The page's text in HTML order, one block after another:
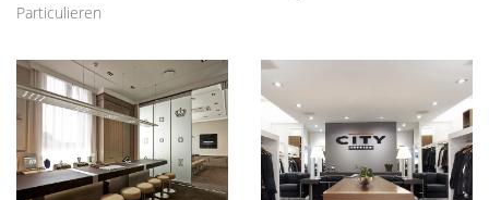
Particulieren